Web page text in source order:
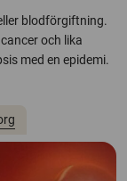
blodförgiftning.
och lika
med en epidemi.